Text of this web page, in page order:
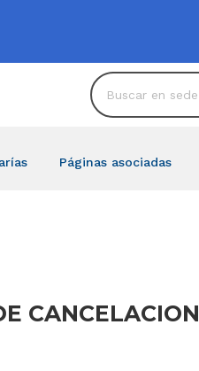
Páginas asociadas
CANCELACION